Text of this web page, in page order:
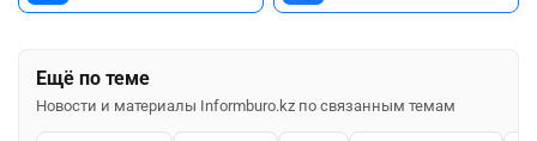
Ещё по теме
Новости и материалы Informburo.kz по связанным темам